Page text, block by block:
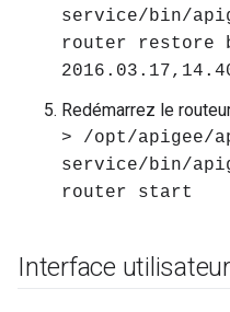
service/bin/
router restore
Redémarrez le
> /opt/apigee/
service/bin/
router start
Interface